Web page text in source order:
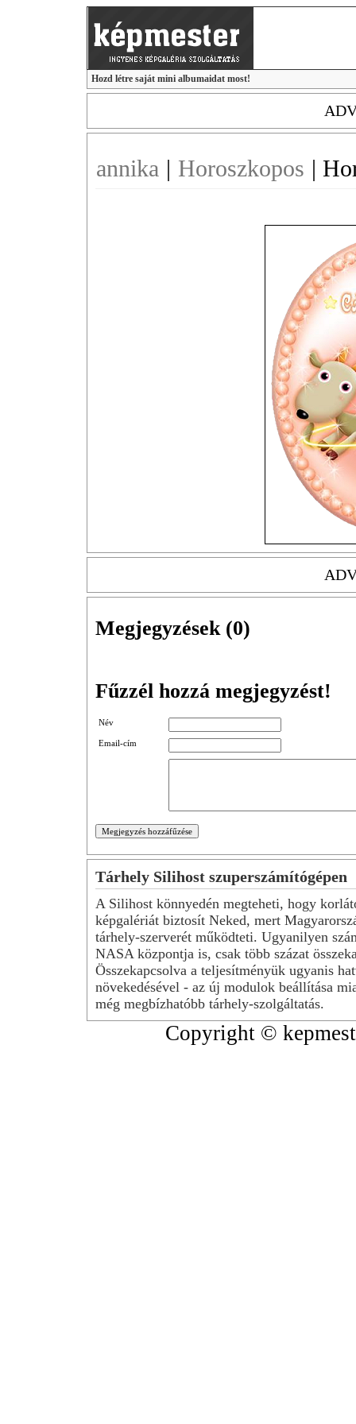
Hozd létre saját mini albumaidat most!
annika | Horoszkopos |
Megjegyzések (0)
Fűzzél hozzá megjegyzést!
Név
Email-cím
Tárhely Silihost szuperszámítógépen
A Silihost könnyedén megteheti, hogy
képgalériát biztosít Neked, mert
tárhely-szerverét működteti. Ugyanilyen
NASA központja is, csak több százat
Összekapcsolva a teljesítményük ugyanis
növekedésével - az új modulok beállítása
még megbízhatóbb tárhely-szolgáltatás.
Copyright ©